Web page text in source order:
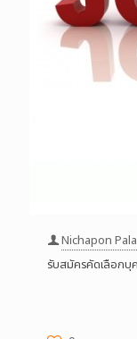
Nichapon
รับสมัครคัดเลือกบุ